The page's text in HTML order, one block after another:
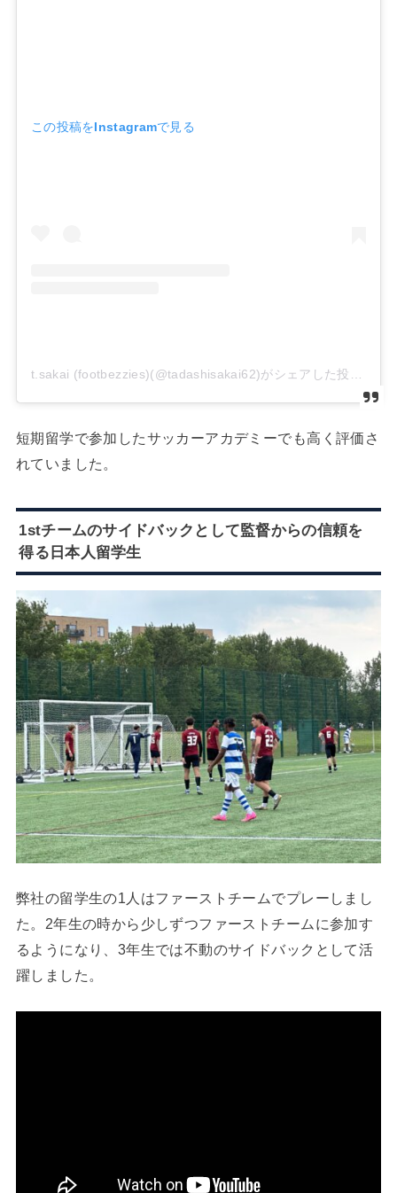
この投稿をInstagramで見る
短期留学で参加したサッカーアカデミーでも高く評価さ
れていました。
1stチームのサイドバックとして監督からの信頼を
得る日本人留学生
弊社の留学生の1人はファーストチームでプレーしまし
た。2年生の時から少しずつファーストチームに参加す
るようになり、3年生では不動のサイドバックとして活
躍しました。